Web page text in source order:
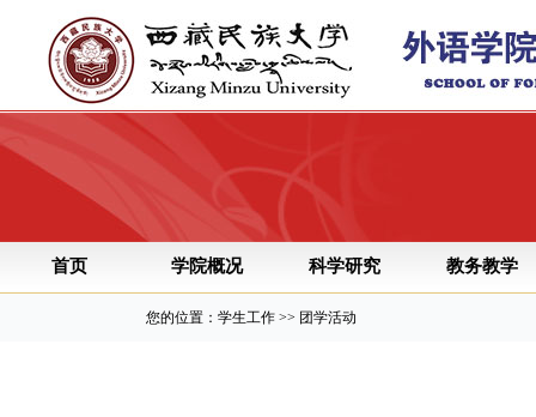
首页 学院概况 科学研究 教务教学
您的位置：学生工作 >> 团学活动